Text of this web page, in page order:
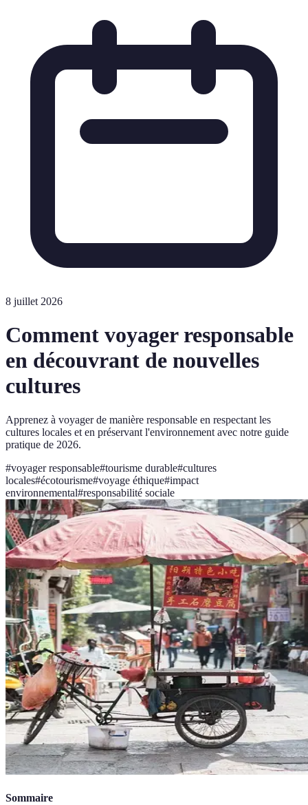
8 juillet 2026
Comment voyager responsable
en découvrant de nouvelles
cultures
Apprenez à voyager de manière responsable en respectant les
cultures locales et en préservant l'environnement avec notre guide
pratique de 2026.
#voyager responsable#tourisme durable#cultures
locales#écotourisme#voyage éthique#impact
environnemental#responsabilité sociale
Sommaire